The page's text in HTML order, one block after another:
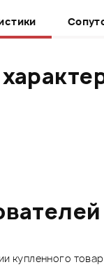
купленного